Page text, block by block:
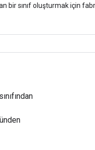
bir sınıf oluşturmak için
sınıfından